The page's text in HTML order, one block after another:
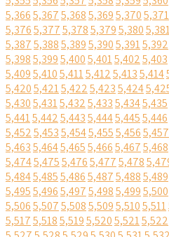
5,3665,3675,3685,3695,3705,371
5,3765,3775,3785,3795,380
5,3875,3885,3895,3905,3915,392
5,3985,3995,4005,4015,4025,403
5,4095,4105,4115,4125,4135,414
5,4205,4215,4225,4235,424
5,4305,4315,4325,4335,4345,435
5,4415,4425,4435,4445,4455,446
5,4525,4535,4545,4555,4565,457
5,4635,4645,4655,4665,4675,468
5,4745,4755,4765,4775,478
5,4845,4855,4865,4875,4885,489
5,4955,4965,4975,4985,4995,500
5,5065,5075,5085,5095,5105,511
5,5175,5185,5195,5205,5215,522